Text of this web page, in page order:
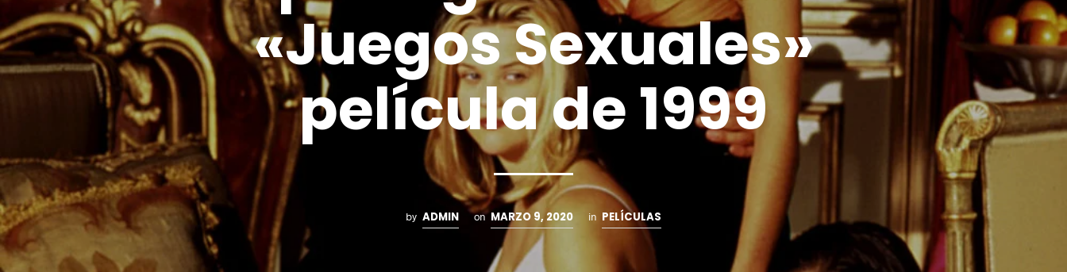
«Juegos Sexuales»
película de 1999
by ADMIN on MARZO 9, 2020 in PELÍCULAS